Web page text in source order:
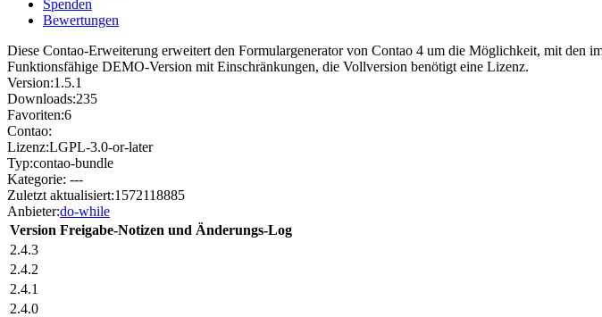
Spenden
Bewertungen
Diese Contao-Erweiterung erweitert den Formulargenerator von Contao 4 um die Möglichkeit, mit den
Funktionsfähige DEMO-Version mit Einschränkungen, die Vollversion benötigt eine Lizenz.
Version:1.5.1
Downloads:235
Favoriten:6
Contao:
Lizenz:LGPL-3.0-or-later
Typ:contao-bundle
Kategorie: ---
Zuletzt aktualisiert:1572118885
Anbieter:do-while
Version Freigabe-Notizen und Änderungs-Log
2.4.3
2.4.2
2.4.1
2.4.0